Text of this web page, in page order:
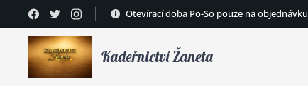
Otevírací doba Po-So pouze na objednávku
Kadeřnictví Žaneta